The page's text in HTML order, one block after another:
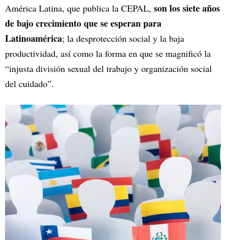
América Latina, que publica la CEPAL, son los siete años
de bajo crecimiento que se esperan para
Latinoamérica; la desprotección social y la baja
productividad, así como la forma en que se magnificó la
“injusta división sexual del trabajo y organización social
del cuidado”.